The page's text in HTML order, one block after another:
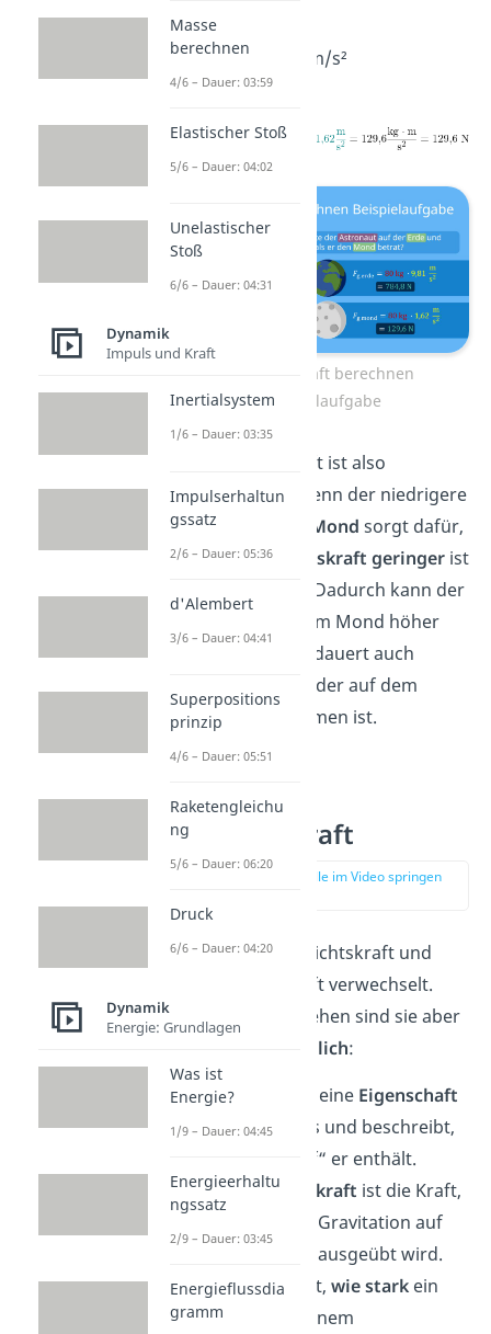
m
g
= 1,62 m/s²
Gewichtskraft berechnen
Beispielaufgabe
Die Gewichtskraft ist also
ortsabhängig
. Denn der niedrigere
Ortsfaktor
Mond sorgt dafür,
dass dieGewichtskraft geringerist
als auf der Erde. Dadurch kann der
Astronaut auf dem Mond höher
springen und es dauert auch
länger, bis er wieder auf dem
Boden angekommen ist.
Masse und
Gewichtskraft
zur Stelle im Video springen
Die Begriffe Gewichtskraft und
Masse werden oft verwechselt.
Physikalisch gesehen sind sie aber
sehr unterschiedlich:
Die
ist eine Eigenschaft
eines Körpers und beschreibt,
wie viel „Stoff“ er enthält.
DieGewichtskraft ist die Kraft,
die durch die Gravitation auf
einen Körper ausgeübt wird.
Sie beschreibt, wie starkein
Körper von einem
Masse
berechnen
4/6 – Dauer: 03:59
Elastischer Stoß
5/6 – Dauer: 04:02
Unelastischer
Stoß
6/6 – Dauer: 04:31
Dynamik
Impuls und Kraft
Inertialsystem
1/6 – Dauer: 03:35
Impulserhaltun
gssatz
2/6 – Dauer: 05:36
d'Alembert
3/6 – Dauer: 04:41
Superpositions
prinzip
4/6 – Dauer: 05:51
Raketengleichu
ng
5/6 – Dauer: 06:20
Druck
6/6 – Dauer: 04:20
Dynamik
Energie: Grundlagen
Was ist
Energie?
1/9 – Dauer: 04:45
Energieerhaltu
ngssatz
2/9 – Dauer: 03:45
Energieflussdia
gramm